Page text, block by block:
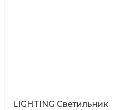
LIGHTING Светильник